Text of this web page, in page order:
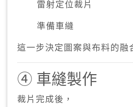
雷射定位裁片
準備車縫
這一步決定圖案與布料的融
④ 車縫製作
裁片完成後，